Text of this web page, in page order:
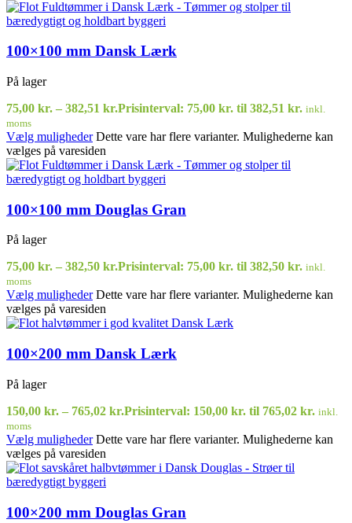
100×100 mm Dansk Lærk
På lager
75,00 kr. – 382,51 kr.Prisinterval: 75,00 kr. til 382,51 kr. inkl.
moms
Vælg muligheder Dette vare har flere varianter. Mulighederne kan
vælges på varesiden
100×100 mm Douglas Gran
På lager
75,00 kr. – 382,50 kr.Prisinterval: 75,00 kr. til 382,50 kr. inkl.
moms
Vælg muligheder Dette vare har flere varianter. Mulighederne kan
vælges på varesiden
100×200 mm Dansk Lærk
På lager
150,00 kr. – 765,02 kr.Prisinterval: 150,00 kr. til 765,02 kr. inkl.
moms
Vælg muligheder Dette vare har flere varianter. Mulighederne kan
vælges på varesiden
100×200 mm Douglas Gran